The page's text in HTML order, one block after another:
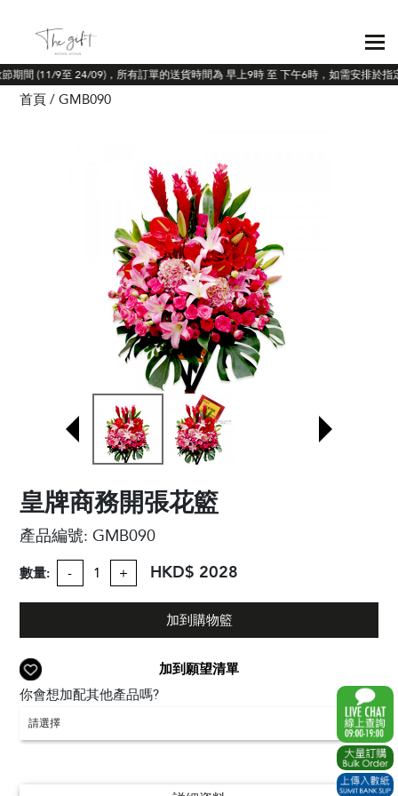
期間 (11/9至 24/09)，所有訂單的送貨時間為 早上9時 至 下午6時，如需安排於指
首頁 GMB090
皇牌商務開張花籃
產品編號:GMB090
數量: - + HKD$ 2028
加到購物籃
加到願望清單
你會想加配其他產品嗎?
請選擇